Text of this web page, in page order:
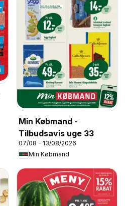
Min Købmand -
Tilbudsavis uge 33
07/08 - 13/08/2026
Min Købmand